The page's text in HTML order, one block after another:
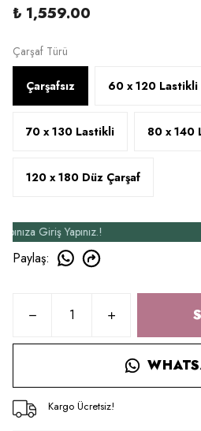
₺ 1,559.00
Çarşaf Türü
Çarşafsız 60 x 120 Lastikli
70 x 130 Lastikli 80 x 140
120 x 180 Düz Çarşaf
Giriş Yapınız.!
Paylaş:
Kargo Ücretsiz!